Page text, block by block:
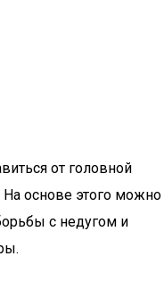
от головной
основе этого можно
с недугом и